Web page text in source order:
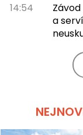
14:54
a